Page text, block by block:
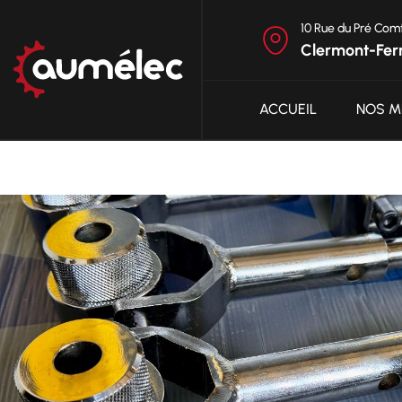
10 Rue du Pré
Clermont-
ACCUEIL NOS